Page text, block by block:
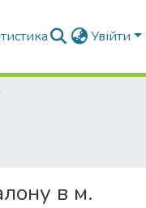
Увійти
в м.